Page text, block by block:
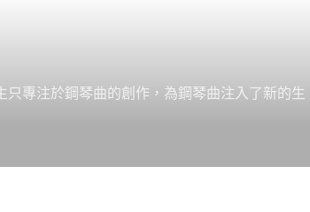
專注於鋼琴曲的創作，為鋼琴曲注入了新的生